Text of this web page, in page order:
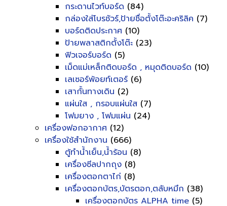
กระดานไวท์บอร์ด (84)
กล่องใส่โบรชัวร์,ป้ายชื่อตั้งโต๊ะอะคริลิค (7)
บอร์ดติดประกาศ (10)
ป้ายพลาสติกตั้งโต๊ะ (23)
ฟิวเจอร์บอร์ด (5)
เม็ดแม่เหล็กติดบอร์ด , หมุดติดบอร์ด (10)
เลเซอร์พ้อยท์เตอร์ (6)
เสากั้นทางเดิน (2)
แผ่นใส , กรอบแผ่นใส (7)
โฟมยาง , โฟมแผ่น (24)
เครื่องฟอกอากาศ (12)
เครื่องใช้สำนักงาน (666)
ตู้ทำน้ำเย็น,น้ำร้อน (8)
เครื่องซีลปากถุง (8)
เครื่องตอกตาไก่ (8)
เครื่องตอกบัตร,บัตรตอก,ตลับหมึก (38)
เครื่องตอกบัตร ALPHA time (5)